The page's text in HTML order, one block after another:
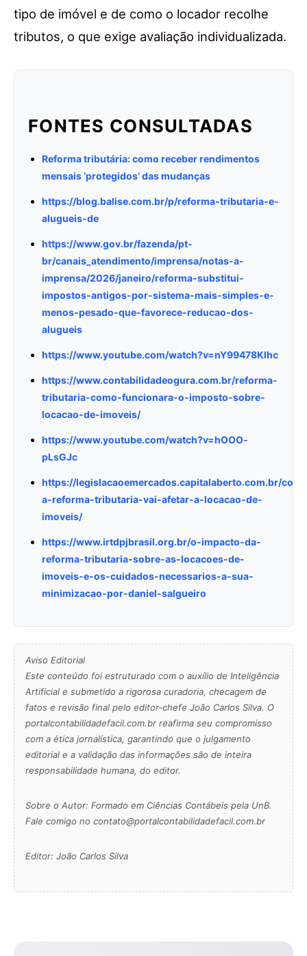
tipo de imóvel e de como o locador recolhe
tributos, o que exige avaliação individualizada.
FONTES CONSULTADAS
Reforma tributária: como receber rendimentos
mensais ‘protegidos’ das mudanças
https://blog.balise.com.br/p/reforma-tributaria-e-
alugueis-de
https://www.gov.br/fazenda/pt-
br/canais_atendimento/imprensa/notas-a-
imprensa/2026/janeiro/reforma-substitui-
impostos-antigos-por-sistema-mais-simples-e-
menos-pesado-que-favorece-reducao-dos-
alugueis
https://www.youtube.com/watch?v=nY99478Klhc
https://www.contabilidadeogura.com.br/reforma-
tributaria-como-funcionara-o-imposto-sobre-
locacao-de-imoveis/
https://www.youtube.com/watch?v=hOOO-
pLsGJc
https://legislacaoemercados.capitalaberto.com.br/
a-reforma-tributaria-vai-afetar-a-locacao-de-
imoveis/
https://www.irtdpjbrasil.org.br/o-impacto-da-
reforma-tributaria-sobre-as-locacoes-de-
imoveis-e-os-cuidados-necessarios-a-sua-
minimizacao-por-daniel-salgueiro
Aviso Editorial
Este conteúdo foi estruturado com o auxílio de Inteligência
Artificial e submetido a rigorosa curadoria, checagem de
fatos e revisão final pelo editor-chefe João Carlos Silva. O
portalcontabilidadefacil.com.br reafirma seu compromisso
com a ética jornalística, garantindo que o julgamento
editorial e a validação das informações são de inteira
responsabilidade humana, do editor.
Sobre o Autor: Formado em Ciências Contábeis pela UnB.
Fale comigo no contato@portalcontabilidadefacil.com.br
Editor: João Carlos Silva